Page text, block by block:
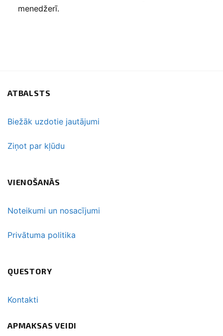
menedžerī.
ATBALSTS
Biežāk uzdotie jautājumi
Ziņot par kļūdu
VIENOŠANĀS
Noteikumi un nosacījumi
Privātuma politika
QUESTORY
Kontakti
APMAKSAS VEIDI